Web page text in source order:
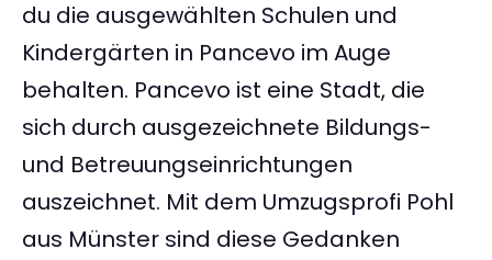
du die ausgewählten Schulen und
Kindergärten in Pancevo im Auge
behalten. Pancevo ist eine Stadt, die
sich durch ausgezeichnete Bildungs-
und Betreuungseinrichtungen
auszeichnet. Mit dem Umzugsprofi Pohl
aus Münster sind diese Gedanken